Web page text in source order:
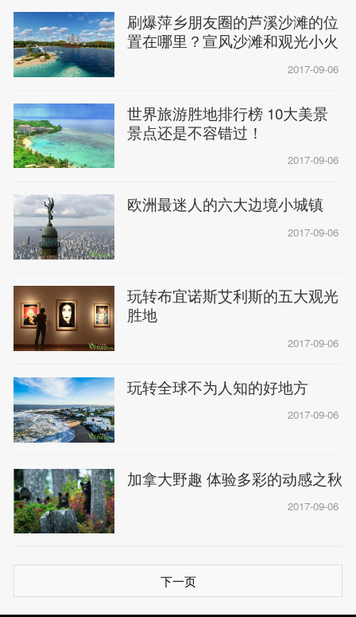
刷爆萍乡朋友圈的芦溪沙滩的位
置在哪里？宣风沙滩和观光小火
2017-09-06
世界旅游胜地排行榜 10大美景
景点还是不容错过！
2017-09-06
欧洲最迷人的六大边境小城镇
2017-09-06
玩转布宜诺斯艾利斯的五大观光
胜地
2017-09-06
玩转全球不为人知的好地方
2017-09-06
加拿大野趣 体验多彩的动感之秋
2017-09-06
下一页